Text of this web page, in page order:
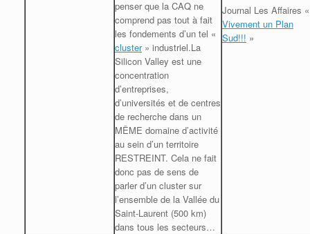
penser que la CAQ ne
comprend pas tout à fait
les fondements d’un tel «
cluster» industriel.La
Silicon Valley est une
concentration
d’entreprises,
d’universités et de centres
de recherche dans un
MÊME domaine d’activité
au sein d’un territoire
RESTREINT. Cela ne fait
donc pas de sens de
parler d’un cluster sur
l’ensemble de la Vallée du
Saint-Laurent (500 km)
dans tous les secteurs…
Journal Les Affaires «
Vivement un Plan
Sud!!! »